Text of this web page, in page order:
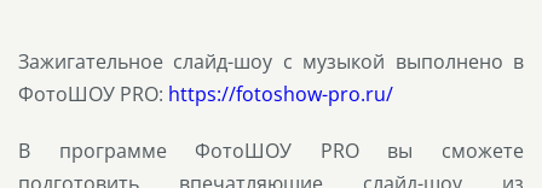
Зажигательное слайд-шоу с музыкой выполнено в
ФотоШОУ PRO: https://fotoshow-pro.ru/
В программе ФотоШОУ PRO вы сможете